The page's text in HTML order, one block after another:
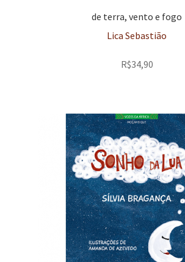
de terra, vento e fogo
Lica Sebastião
R$34,90